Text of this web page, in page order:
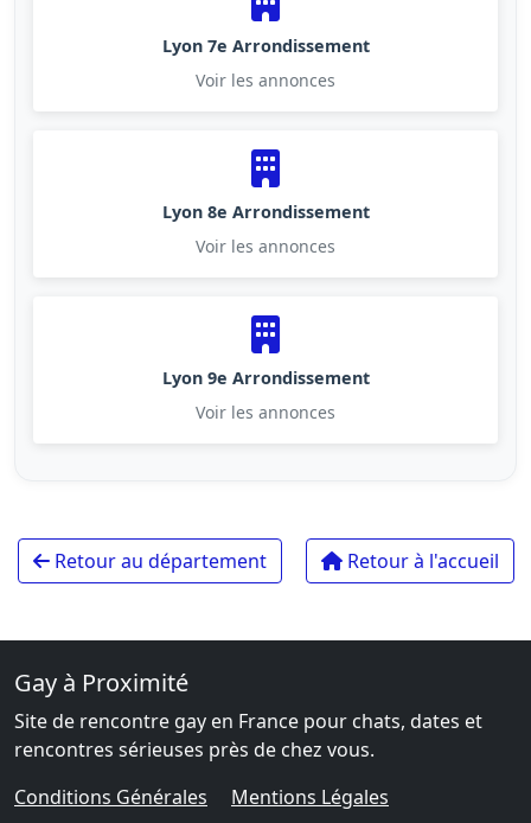
Lyon 7e Arrondissement
Voir les annonces
Lyon 8e Arrondissement
Voir les annonces
Lyon 9e Arrondissement
Voir les annonces
Retour au département Retour à l'accueil
Gay à Proximité
Site de rencontre gay en France pour chats, dates et
rencontres sérieuses près de chez vous.
Conditions Générales
Mentions Légales